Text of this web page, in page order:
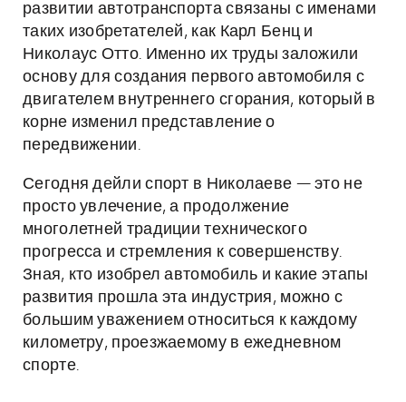
развитии автотранспорта связаны с именами
таких изобретателей, как Карл Бенц и
Николаус Отто. Именно их труды заложили
основу для создания первого автомобиля с
двигателем внутреннего сгорания, который в
корне изменил представление о
передвижении.
Сегодня дейли спорт в Николаеве — это не
просто увлечение, а продолжение
многолетней традиции технического
прогресса и стремления к совершенству.
Зная, кто изобрел автомобиль и какие этапы
развития прошла эта индустрия, можно с
большим уважением относиться к каждому
километру, проезжаемому в ежедневном
спорте.